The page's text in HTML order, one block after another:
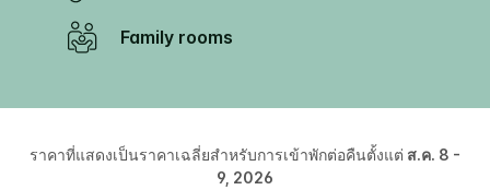
Family rooms
ราคาที่แสดงเป็นราคาเฉลี่ยสำหรับการเข้าพักต่อคืนตั้งแต่ ส.ค. 8 -
9, 2026